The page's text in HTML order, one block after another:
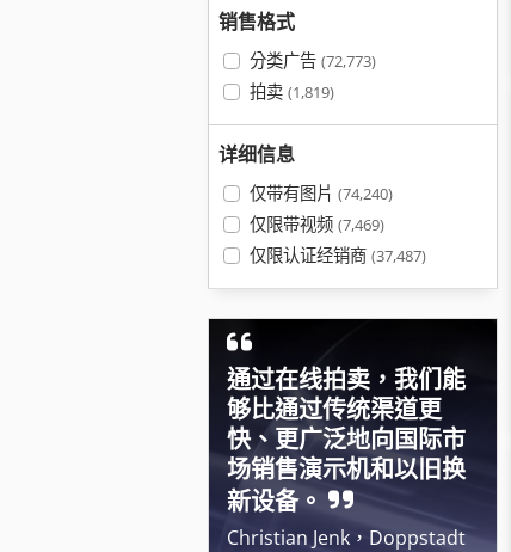
销售格式
分类广告 (72,773)
拍卖 (1,819)
详细信息
仅带有图片 (74,240)
仅限带视频 (7,469)
仅限认证经销商 (37,487)
通过在线拍卖，我们能
够比通过传统渠道更
快、更广泛地向国际市
场销售演示机和以旧换
新设备。
Christian Jenk，Doppstadt